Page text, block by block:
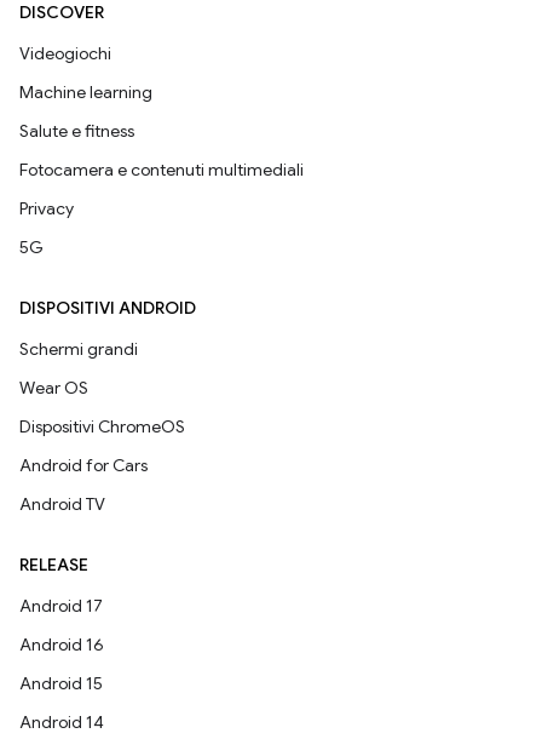
DISCOVER
Videogiochi
Machine learning
Salute e fitness
Fotocamera e contenuti multimediali
Privacy
5G
DISPOSITIVI ANDROID
Schermi grandi
Wear OS
Dispositivi ChromeOS
Android for Cars
Android TV
RELEASE
Android 17
Android 16
Android 15
Android 14